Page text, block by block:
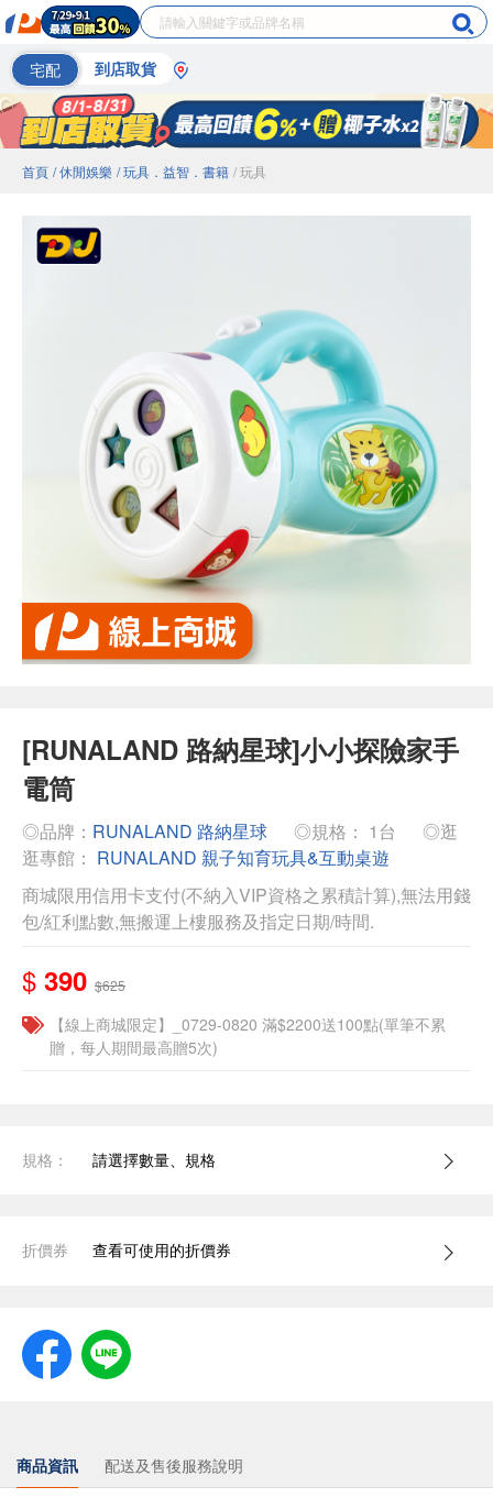
宅配 到店取貨
首頁 / 休閒娛樂 / 玩具．益智．書籍 / 玩具
[RUNALAND 路納星球]小小探險家手
電筒
◎品牌： RUNALAND 路納星球 ◎規格： 1台
◎逛
逛專館： RUNALAND 親子知育玩具&互動桌遊
商城限用信用卡支付(不納入VIP資格之累積計算),無法用錢
包/紅利點數,無搬運上樓服務及指定日期/時間.
$ 390 $625
【線上商城限定】_0729-0820 滿$2200送100點(單筆不累
贈，每人期間最高贈5次)
規格： 請選擇數量、規格
折價券 查看可使用的折價券
商品資訊 配送及售後服務說明